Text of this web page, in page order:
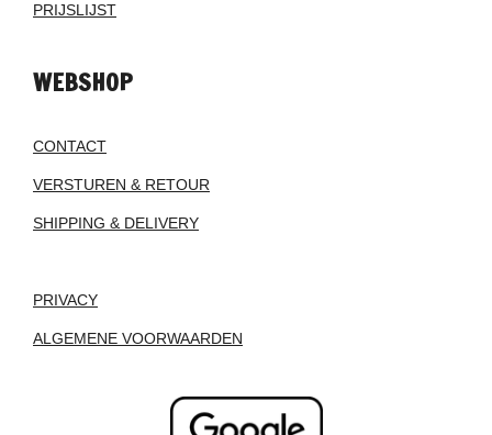
PRIJSLIJST
WEBSHOP
CONTACT
VERSTUREN & RETOUR
SHIPPING & DELIVERY
PRIVACY
ALGEMENE VOORWAARDEN